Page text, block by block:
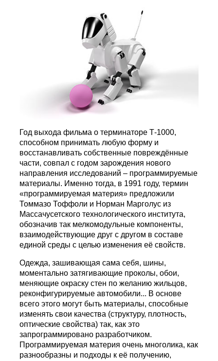
Год выхода фильма о терминаторе Т-1000,
способном принимать любую форму и
восстанавливать собственные повреждённые
части, совпал с годом зарождения нового
направления исследований – программируемые
материалы. Именно тогда, в 1991 году, термин
«программируемая материя» предложили
Томмазо Тоффоли и Норман Марголус из
Массачусетского технологического института,
обозначив так мелкомодульные компоненты,
взаимодействующие друг с другом в составе
единой среды с целью изменения её свойств.
Одежда, зашивающая сама себя, шины,
моментально затягивающие проколы, обои,
меняющие окраску стен по желанию жильцов,
реконфигурируемые автомобили... В основе
всего этого могут быть материалы, способные
изменять свои качества (структуру, плотность,
оптические свойства) так, как это
запрограммировано разработчиком.
Программируемая материя очень многолика, как
разнообразны и подходы к её получению,